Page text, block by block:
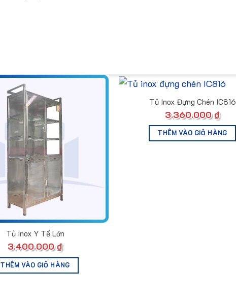
Tủ Inox Y Tế Lớn
3.400.000₫
THÊM VÀO GIỎ HÀNG
Tủ Inox Đựng Chén IC816
3.360.000₫
THÊM VÀO GIỎ HÀNG